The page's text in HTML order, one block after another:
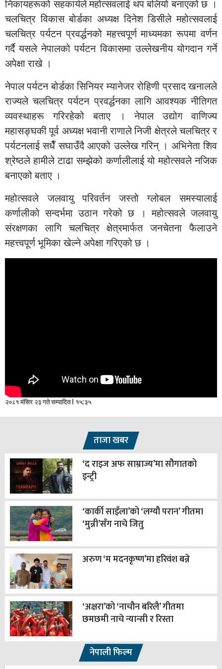
निकायहरूको सहकार्यले महोत्सवलाई थप बलियो बनाएको छ ।
चलचित्र विकास बोर्डका अध्यक्ष दिनेश डिसीले महोत्सवलाई
चलचित्र पर्यटन प्रवर्द्धनको महत्त्वपूर्ण माध्यमका रूपमा वर्णन
गर्दै यसले नेपालको पर्यटन विकासमा उल्लेखनीय योगदान गर्ने
अपेक्षा राखे ।
नेपाल पर्यटन बोर्डका सिनियर म्यानेजर रोहिणी प्रसाद खनालले
राज्यले चलचित्र पर्यटन प्रवर्द्धनका लागि आवश्यक नीतिगत
व्यवस्थाहरू गरिरहेको बताए । नेपाल उद्योग वाणिज्य
महासङ्घकी पूर्व अध्यक्ष भवानी राणाले निजी क्षेत्रले चलचित्र र
पर्यटनलाई सधैँ सघाउँदै आएको उल्लेख गरिन् । अभिनेता शिव
श्रेष्ठले हामीले टाढा सम्झेको कर्णालीलाई यो महोत्सवले नजिक
बनाएको बताए ।
महोत्सवले जलवायु परिवर्तन जस्तो ग्लोबल समस्यालाई
कर्णालीको सन्दर्भमा उठान गरेको छ । महोत्सवले जलवायु
संरक्षणका लागि चलचित्र क्षेत्रमार्फत जनचेतना फैलाउने
महत्त्वपूर्ण भूमिका खेल्ने अपेक्षा गरिएको छ ।
२०८१ मंसिर २३ गते सम्पादित l १५:३५
ताजा खबर
‘द राइज अफ साम्राज्य’मा सौगातको
इन्ट्री
‘कार्की साइँला’को ‘लग्यौ परान’ गीतमा
‘मुन्नी’सँग नाचे जितु
अरुण ‘म मदनकृष्ण’मा हरिवंश बन्ने
‘अक्षरा’को ‘नाचौन बरिलै’ गीतमा
छमछमी नाचे न्यान्सी र रिस्ता
नेपाली फिल्म